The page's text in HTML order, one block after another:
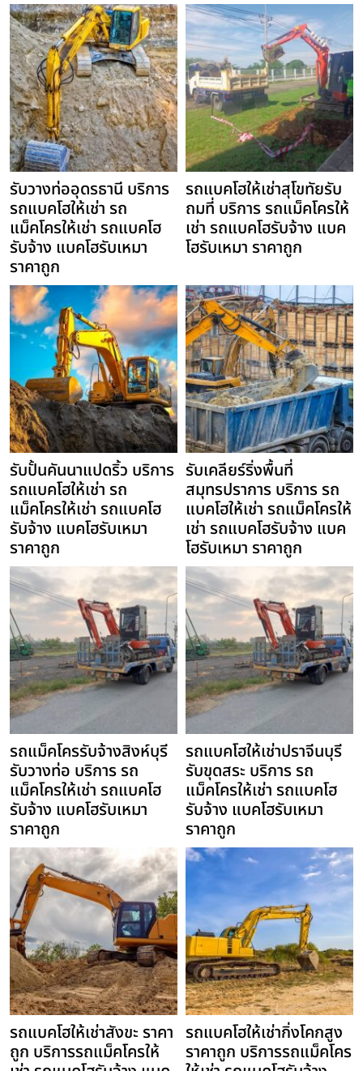
รับวางท่ออุดรธานี บริการ
รถแบคโฮให้เช่า รถ
แม็คโครให้เช่า รถแบคโฮ
รับจ้าง แบคโฮรับเหมา
ราคาถูก
รถแบคโฮให้เช่าสุโขทัยรับ
ถมที่ บริการ รถแม็คโครให้
เช่า รถแบคโฮรับจ้าง แบค
โฮรับเหมา ราคาถูก
รับปั้นคันนาแปดริ้ว บริการ
รถแบคโฮให้เช่า รถ
แม็คโครให้เช่า รถแบคโฮ
รับจ้าง แบคโฮรับเหมา
ราคาถูก
รับเคลียร์ริ่งพื้นที่
สมุทรปราการ บริการ รถ
แบคโฮให้เช่า รถแม็คโครให้
เช่า รถแบคโฮรับจ้าง แบค
โฮรับเหมา ราคาถูก
รถแม็คโครรับจ้างสิงห์บุรี
รับวางท่อ บริการ รถ
แม็คโครให้เช่า รถแบคโฮ
รับจ้าง แบคโฮรับเหมา
ราคาถูก
รถแบคโฮให้เช่าปราจีนบุรี
รับขุดสระ บริการ รถ
แม็คโครให้เช่า รถแบคโฮ
รับจ้าง แบคโฮรับเหมา
ราคาถูก
รถแบคโฮให้เช่าสังขะ ราคา
ถูก บริการรถแม็คโครให้
รถแบคโฮให้เช่ากิ่งโคกสูง
ราคาถูก บริการรถแม็คโคร